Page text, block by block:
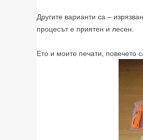
Другите варианти са –
процесът е приятен и лесен.
Ето и моите печати, повечето